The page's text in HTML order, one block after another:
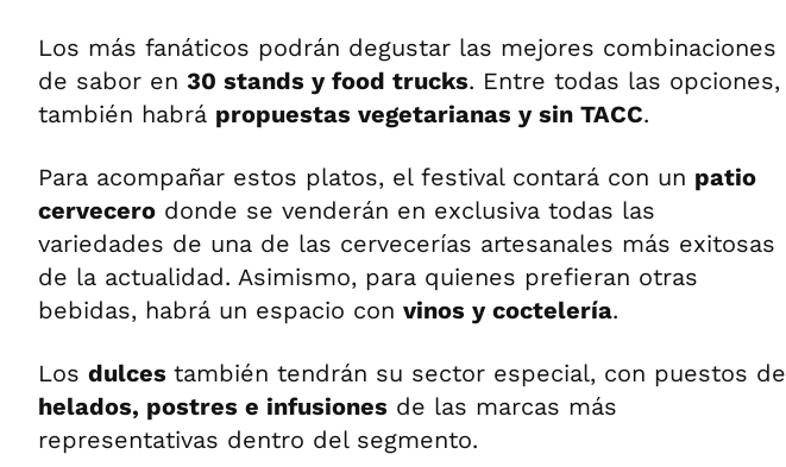
Los más fanáticos podrán degustar las mejores combinaciones
de sabor en 30 stands y food trucks. Entre todas las opciones,
también habrá propuestas vegetarianas y sin TACC.
Para acompañar estos platos, el festival contará con un patio
cervecero donde se venderán en exclusiva todas las
variedades de una de las cervecerías artesanales más exitosas
de la actualidad. Asimismo, para quienes prefieran otras
bebidas, habrá un espacio con vinos y coctelería.
Los dulces también tendrán su sector especial, con puestos de
helados, postres e infusiones de las marcas más
representativas dentro del segmento.